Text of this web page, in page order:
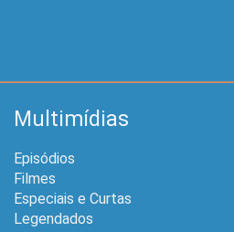
Multimídias
Episódios
Filmes
Especiais e Curtas
Legendados